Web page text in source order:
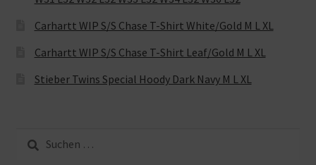
Carhartt WIP S/S Chase T-Shirt White/Gold M L XL
Carhartt WIP S/S Chase T-Shirt Leaf/Gold M L XL
Stieber Twins Special Hoody Dark Navy M L XL
Suche
nach: